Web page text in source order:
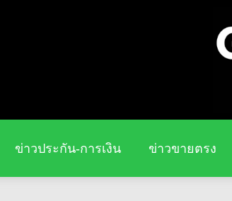
ข่าวประกัน-การเงิน ข่าวขายตรง